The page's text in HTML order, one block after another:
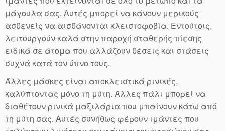
μάγουλα σας. Αυτές μπορεί να κάνουν μερικούς
ασθενείς να αισθάνονται κλειστοφοβία. Εντούτοις,
λειτουργούν καλά στην παροχή σταθερής πίεσης
ειδικά σε άτομα που αλλάζουν θέσεις και στάσεις
συχνά κατά τον ύπνο τους.
Άλλες μάσκες είναι αποκλειστικά ρινικές,
καλύπτοντας μόνο τη μύτη. Άλλες πάλι μπορεί να
διαθέτουν ρινικά μαξιλάρια που μπαίνουν κάτω από
τη μύτη σας. Αυτές συνήθως φέρουν ιμάντες που